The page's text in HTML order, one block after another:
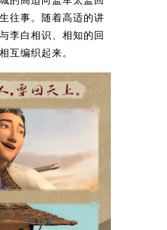
往事。随着高适的讲
李白相识、相知的回
互编织起来。